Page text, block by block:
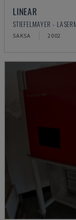
LINEAR
STIEFELMAYER -
SAKSA 2002